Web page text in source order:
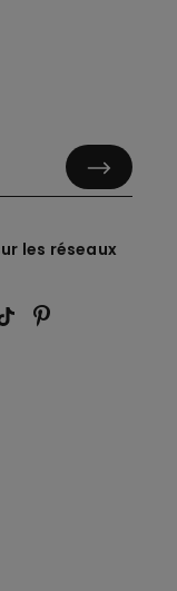
les réseaux